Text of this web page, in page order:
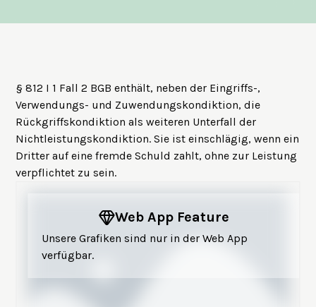
§ 812 I 1 Fall 2 BGB enthält, neben der Eingriffs-,
Verwendungs- und Zuwendungskondiktion, die
Rückgriffskondiktion als weiteren Unterfall der
Nichtleistungskondiktion. Sie ist einschlägig, wenn ein
Dritter auf eine fremde Schuld zahlt, ohne zur Leistung
verpflichtet zu sein.
Web App Feature
Unsere Grafiken sind nur in der Web App
verfügbar.